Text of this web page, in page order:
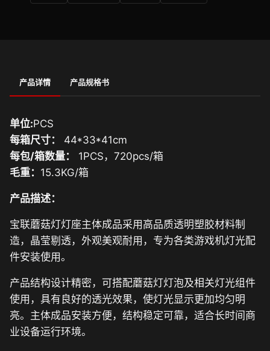
产品详情 产品规格书
单位:PCS
每箱尺寸：
44*33*41cm
每包/箱数量：
1PCS，720pcs/箱
毛重： 15.3KG/箱
产品描述：
宝联蘑菇灯灯座主体成品采用高品质透明塑胶材料制
造，晶莹剔透，外观美观耐用，专为各类游戏机灯光配
件安装使用。
产品结构设计精密，可搭配蘑菇灯灯泡及相关灯光组件
使用，具有良好的透光效果，使灯光显示更加均匀明
亮。主体成品安装方便，结构稳定可靠，适合长时间商
业设备运行环境。